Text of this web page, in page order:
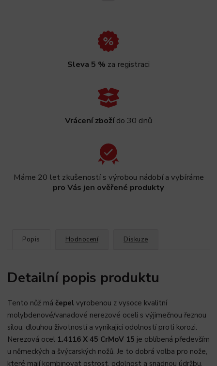
Sleva 5 % za registraci
Vrácení zbožído 30 dnů
Máme 20 let zkušeností s výrobou nádobí a vybíráme
pro Vás jen ověřené produkty
Popis Hodnocení Diskuze
Detailní popis produktu
Tento nůž má čepel vyrobenou z vysoce kvalitní
molybdenové/vanadové nerezové oceli s výjimečnou řeznou
silou, dlouhou životností a vynikající odolností proti korozi.
Nerezová ocel 1.4116 X 45 CrMoV 15 je oblíbená především
u německých a švýcarských nožů. Je to dobrá volba pro nože,
které mají kombinovat ostrost, odolnost a snadnou údržbu.